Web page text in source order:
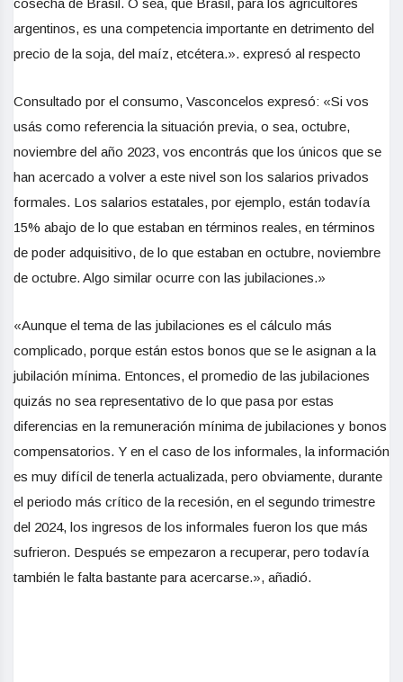
cosecha de Brasil. O sea, que Brasil, para los agricultores
argentinos, es una competencia importante en detrimento del
precio de la soja, del maíz, etcétera.». expresó al respecto
Consultado por el consumo, Vasconcelos expresó: «Si vos
usás como referencia la situación previa, o sea, octubre,
noviembre del año 2023, vos encontrás que los únicos que se
han acercado a volver a este nivel son los salarios privados
formales. Los salarios estatales, por ejemplo, están todavía
15% abajo de lo que estaban en términos reales, en términos
de poder adquisitivo, de lo que estaban en octubre, noviembre
de octubre. Algo similar ocurre con las jubilaciones.»
«Aunque el tema de las jubilaciones es el cálculo más
complicado, porque están estos bonos que se le asignan a la
jubilación mínima. Entonces, el promedio de las jubilaciones
quizás no sea representativo de lo que pasa por estas
diferencias en la remuneración mínima de jubilaciones y bonos
compensatorios. Y en el caso de los informales, la información
es muy difícil de tenerla actualizada, pero obviamente, durante
el periodo más crítico de la recesión, en el segundo trimestre
del 2024, los ingresos de los informales fueron los que más
sufrieron. Después se empezaron a recuperar, pero todavía
también le falta bastante para acercarse.», añadió.